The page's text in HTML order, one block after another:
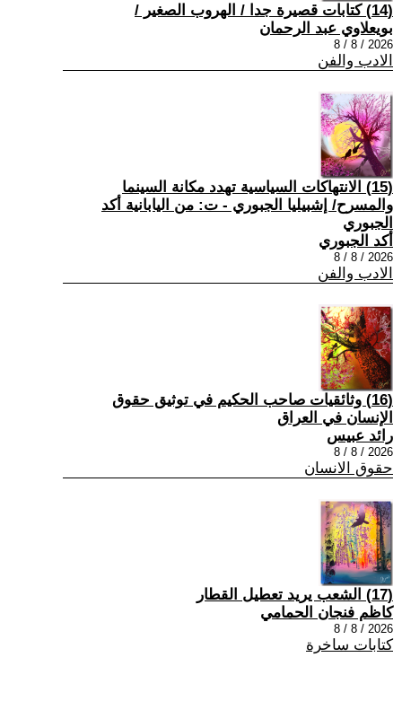
(14) كتابات قصيرة جدا / الهروب الصغير /
بويعلاوي عبد الرحمان
2026 / 8 / 8
الادب والفن
(15) الانتهاكات السياسية تهدد مكانة السينما
والمسرح/ إشبيليا الجبوري - ت: من اليابانية أكد
الجبوري
أكد الجبوري
2026 / 8 / 8
الادب والفن
(16) وثائقيات صاحب الحكيم في توثيق حقوق
الإنسان في العراق
رائد عبيس
2026 / 8 / 8
حقوق الانسان
(17) الشعب يريد تعطيل القطار
كاظم فنجان الحمامي
2026 / 8 / 8
كتابات ساخرة